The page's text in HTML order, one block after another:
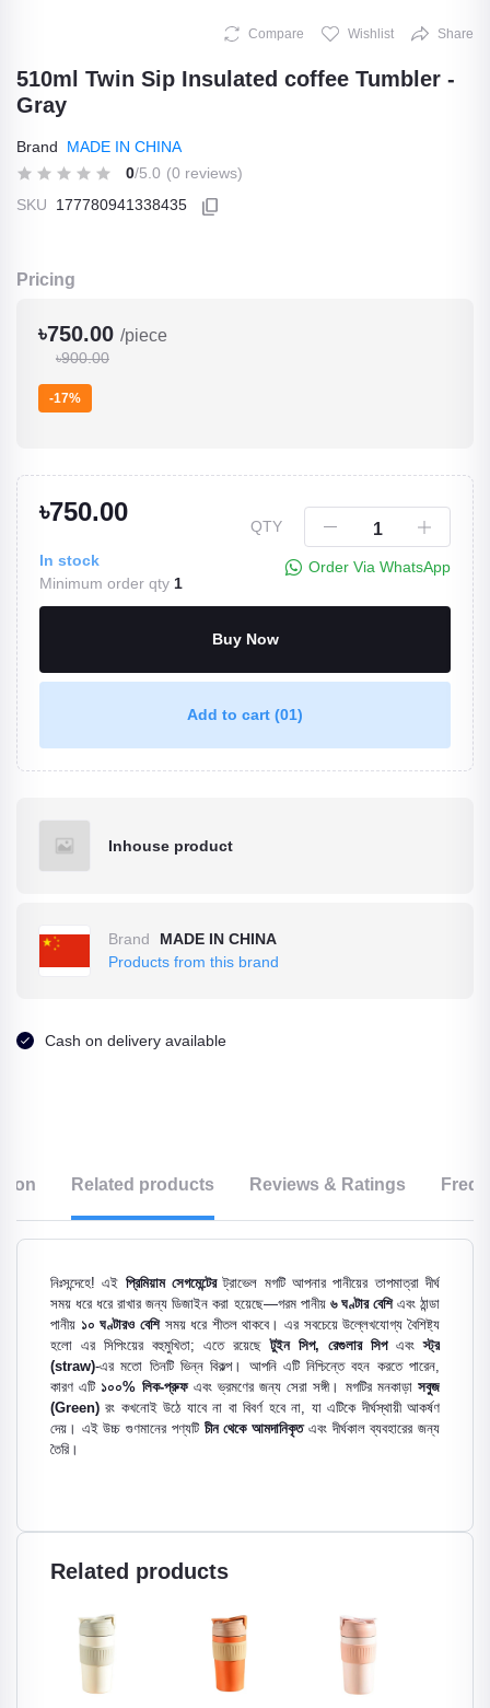
Compare Wishlist Share
510ml Twin Sip Insulated coffee Tumbler -
Gray
Brand
MADE IN CHINA
0/5.0 (0 reviews)
SKU
177780941338435
Pricing
৳750.00 /piece
৳900.00
-17%
৳750.00
In stock
Minimum order qty 1
QTY
Order Via WhatsApp
Buy Now
Add to cart (01)
Inhouse product
Brand
MADE IN CHINA
Products from this brand
Cash on delivery available
Related products Reviews & Ratings
নিঃসন্দেহে! এই প্রিমিয়াম সেগমেন্টেরট্রাভেল মগটি আপনার পানীয়ের তাপমাত্রা দীর্ঘ
সময় ধরে ধরে রাখার জন্য ডিজাইন করা হয়েছে—গরম পানীয় ৬ ঘণ্টার বেশিএবং ঠান্ডা
পানীয় ১০ ঘণ্টারও বেশিসময় ধরে শীতল থাকবে। এর সবচেয়ে উল্লেখযোগ্য বৈশিষ্ট্য
হলো এর সিপিংয়ের বহুমুখিতা; এতে রয়েছেটুইন সিপ, রেগুলার সিপএবংস্ট্র
(straw)-এর মতো তিনটি ভিন্ন বিকল্প। আপনি এটি নিশ্চিন্তে বহন করতে পারেন,
কারণ এটি ১০০% লিক-প্রুফএবং ভ্রমণের জন্য সেরা সঙ্গী। মগটির মনকাড়াসবুজ
(Green) রং কখনোই উঠে যাবে না বা বিবর্ণ হবে না, যা এটিকে দীর্ঘস্থায়ী আকর্ষণ
দেয়। এই উচ্চ গুণমানের পণ্যটি চীন থেকে আমদানিকৃতএবং দীর্ঘকাল ব্যবহারের জন্য
তৈরি।
Related products